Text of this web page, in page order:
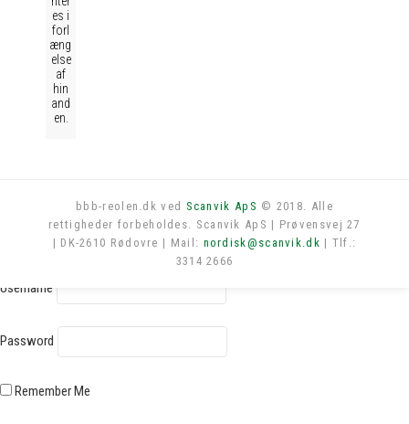
es i
forl
æng
else
af
hin
and
en.
bbb-reolen.dk ved Scanvik ApS © 2018. Alle
rettigheder forbeholdes. Scanvik ApS | Prøvensvej 27
| DK-2610 Rødovre | Mail: nordisk@scanvik.dk | Tlf.:
3314 2666
Log in
Username
Password
Remember Me